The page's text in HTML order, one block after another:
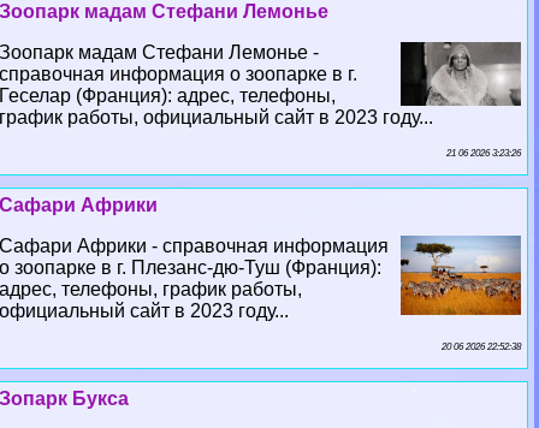
Зоопарк мадам Стефани Лемонье
Зоопарк мадам Стефани Лемонье -
справочная информация о зоопарке в г.
Геселар (Франция): адрес, телефоны,
график работы, официальный сайт в 2023 году...
21 06 2026 3:23:26
Сафари Африки
Сафари Африки - справочная информация
о зоопарке в г. Плезанс-дю-Туш (Франция):
адрес, телефоны, график работы,
официальный сайт в 2023 году...
20 06 2026 22:52:38
Зопарк Букса